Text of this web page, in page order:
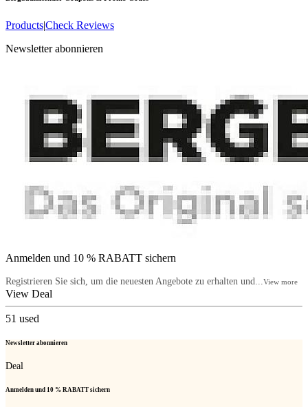
Products|Check Reviews
Newsletter abonnieren
Anmelden und 10 % RABATT sichern
Registrieren Sie sich, um die neuesten Angebote zu erhalten und... View more
View Deal
51 used
Newsletter abonnieren
Deal
Anmelden und 10 % RABATT sichern